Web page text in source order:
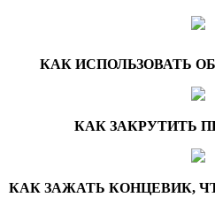
КАК ИСПОЛЬЗОВАТЬ
КАК ЗАКРУТИТЬ
КАК ЗАЖАТЬ КОНЦЕВИК,